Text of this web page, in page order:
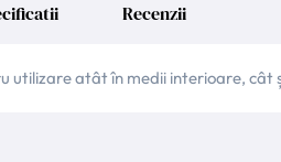
Recenzii
utilizare atât în medii interioare, cât